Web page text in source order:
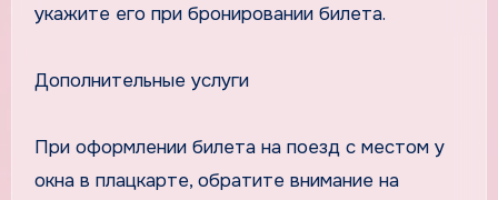
укажите его при бронировании билета.
Дополнительные услуги
При оформлении билета на поезд с местом у
окна в плацкарте, обратите внимание на